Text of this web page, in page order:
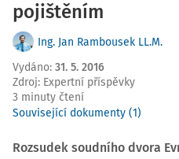
pojištěním
Ing. Jan Rambousek LL.M.
Vydáno: 31. 5. 2016
Zdroj: Expertní příspěvky
3 minuty čtení
Související dokumenty (1)
Rozsudek soudního dvora